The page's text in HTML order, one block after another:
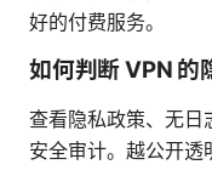
好的付费服务。
如何判断 VPN 的
查看隐私政策、无日
安全审计。越公开透